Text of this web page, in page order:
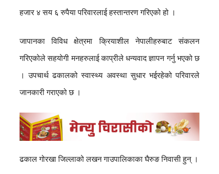
हजार ४ सय ६ रुपैया परिवारलाई हस्तान्तरण गरिएको हो ।
जापानका विविध क्षेत्रमा क्रियाशील नेपालीहरुबाट संकलन
गरिएकोले सहयोगी मनहरुलाई काप्रीले धन्यवाद ज्ञापन गर्नु भएको छ
। उपचार्थ ढकालको स्वास्थ्य अवस्था सुधार भईरहेको परिवारले
जानकारी गराएको छ ।
ढकाल गोरखा जिल्लाको लखन गाउपालिकाका घैरुङ निवासी हुन् ।